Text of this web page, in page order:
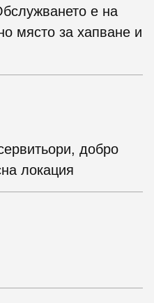
е на
място за хапване и
добро
локация